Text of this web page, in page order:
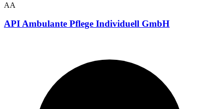
AA
API Ambulante Pflege Individuell GmbH